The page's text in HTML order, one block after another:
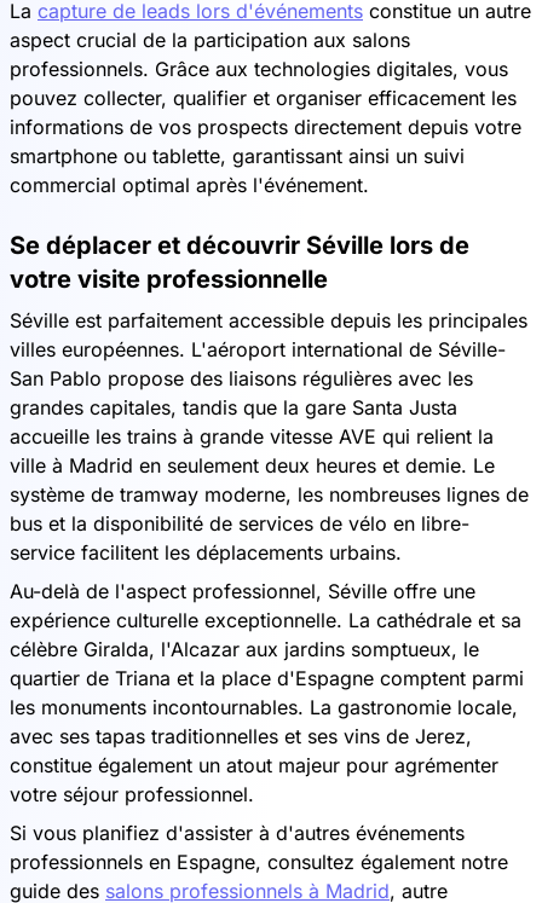
La capture de leads lors d'événements constitue un autre
aspect crucial de la participation aux salons
professionnels. Grâce aux technologies digitales, vous
pouvez collecter, qualifier et organiser efficacement les
informations de vos prospects directement depuis votre
smartphone ou tablette, garantissant ainsi un suivi
commercial optimal après l'événement.
Se déplacer et découvrir Séville lors de
votre visite professionnelle
Séville est parfaitement accessible depuis les principales
villes européennes. L'aéroport international de Séville-
San Pablo propose des liaisons régulières avec les
grandes capitales, tandis que la gare Santa Justa
accueille les trains à grande vitesse AVE qui relient la
ville à Madrid en seulement deux heures et demie. Le
système de tramway moderne, les nombreuses lignes de
bus et la disponibilité de services de vélo en libre-
service facilitent les déplacements urbains.
Au-delà de l'aspect professionnel, Séville offre une
expérience culturelle exceptionnelle. La cathédrale et sa
célèbre Giralda, l'Alcazar aux jardins somptueux, le
quartier de Triana et la place d'Espagne comptent parmi
les monuments incontournables. La gastronomie locale,
avec ses tapas traditionnelles et ses vins de Jerez,
constitue également un atout majeur pour agrémenter
votre séjour professionnel.
Si vous planifiez d'assister à d'autres événements
professionnels en Espagne, consultez également notre
guide des salons professionnels à Madrid, autre